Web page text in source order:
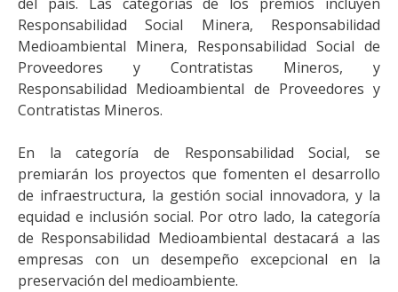
Responsabilidad Social Minera, Responsabilidad
Medioambiental Minera, Responsabilidad Social de
Proveedores y Contratistas Mineros, y
Responsabilidad Medioambiental de Proveedores y
Contratistas Mineros.
En la categoría de Responsabilidad Social, se
premiarán los proyectos que fomenten el desarrollo
de infraestructura, la gestión social innovadora, y la
equidad e inclusión social. Por otro lado, la categoría
de Responsabilidad Medioambiental destacará a las
empresas con un desempeño excepcional en la
preservación del medioambiente.